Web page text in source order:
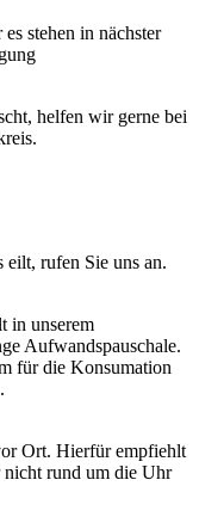
stehen in nächster
helfen wir gerne bei
eilt, rufen Sie uns an.
in unserem
Aufwandspauschale.
für die Konsumation
Ort. Hierfür empfiehlt
rund um die Uhr